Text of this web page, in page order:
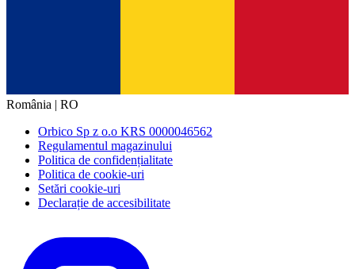
România | RO
Orbico Sp z o.o KRS 0000046562
Regulamentul magazinului
Politica de confidențialitate
Politica de cookie-uri
Setări cookie-uri
Declarație de accesibilitate